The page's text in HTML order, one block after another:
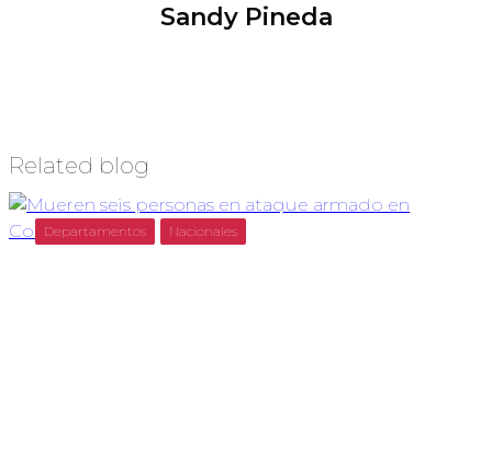
Sandy Pineda
Related blog
Departamentos Nacionales